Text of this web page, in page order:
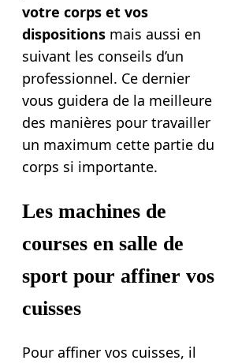
votre corps et vos
dispositions mais aussi en
suivant les conseils d’un
professionnel. Ce dernier
vous guidera de la meilleure
des manières pour travailler
un maximum cette partie du
corps si importante.
Les machines de
courses en salle de
sport pour affiner vos
cuisses
Pour affiner vos cuisses, il